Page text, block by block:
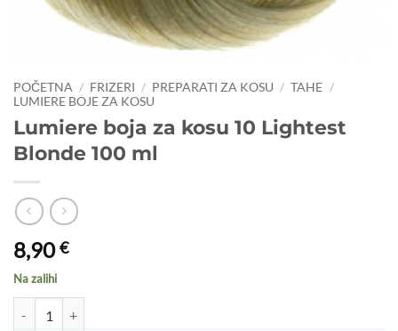
POČETNA / FRIZERI / PREPARATI ZA KOSU / TAHE /
LUMIERE BOJE ZA KOSU
Lumiere boja za kosu 10 Lightest
Blonde 100 ml
8,90€
Na zalihi